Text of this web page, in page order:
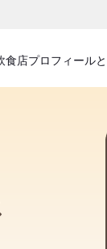
食店プロフィール
飲食店プロフィー